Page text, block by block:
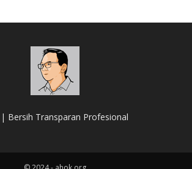
Bersih Transparan Profesional